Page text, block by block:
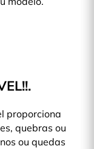
proporciona
quebras ou
ou quedas